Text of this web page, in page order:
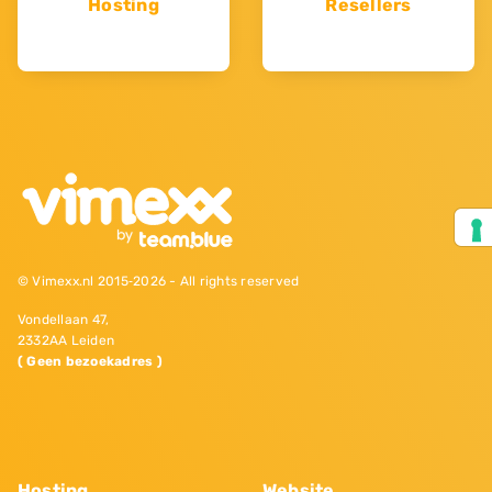
Hosting Resellers
© Vimexx.nl 2015‐2026 - All rights reserved
Vondellaan 47,
2332AA Leiden
( Geen bezoekadres )